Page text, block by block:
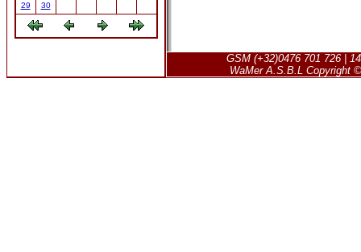
29
30
GSM (+32)0476 701 726 |
WaMer A.S.B.L Copyright